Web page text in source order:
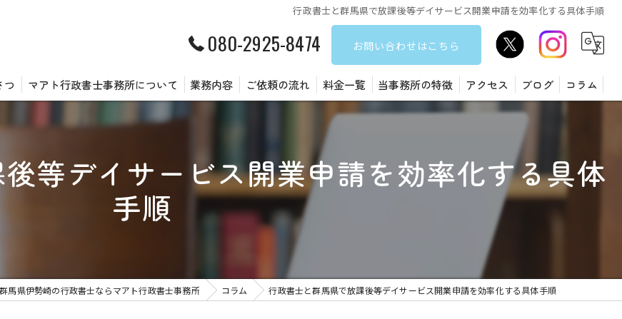
行政書士と群馬県で放課後等デイサービス開業申請を効率化する具体手順
080-2925-8474 お問い合わせはこちら
つ マアト行政書士事務所について 業務内容 ご依頼の流れ 料金一覧 当事務所の特徴
障害福祉サービス
アクセス ブログ コラム
等デイサービス開業申請を効率化する具体
手順
群馬県伊勢崎の行政書士ならマアト行政書士事務所 コラム 行政書士と群馬県で放課後等デイサービス開業申請を効率化する具体手順